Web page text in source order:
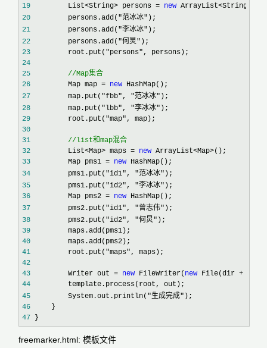
19
         List<String> persons =
new ArrayList<String>
20
         persons.add("范冰冰"
21
         persons.add("李冰冰"
22
         persons.add("何炅"
23
         root.put("persons"
24
25
//Map集合
26
         Map map =
new
27
         map.put("fbb", "范冰冰"
28
         map.put("lbb", "李冰冰"
29
         root.put("map"
30
31
//list和map混合
32
         List<Map> maps =
new ArrayList<Map>
33
         Map pms1 =
new
34
         pms1.put("id1", "范冰冰"
35
         pms1.put("id2", "李冰冰"
36
         Map pms2 =
new
37
         pms2.put("id1", "曾志伟"
38
         pms2.put("id2", "何炅"
39
40
41
         root.put("maps"
42
43
         Writer out =
new FileWriter( new File(dir +
44
45
         System.out.println("生成完成"
46
47 }
freemarker.html: 模板文件